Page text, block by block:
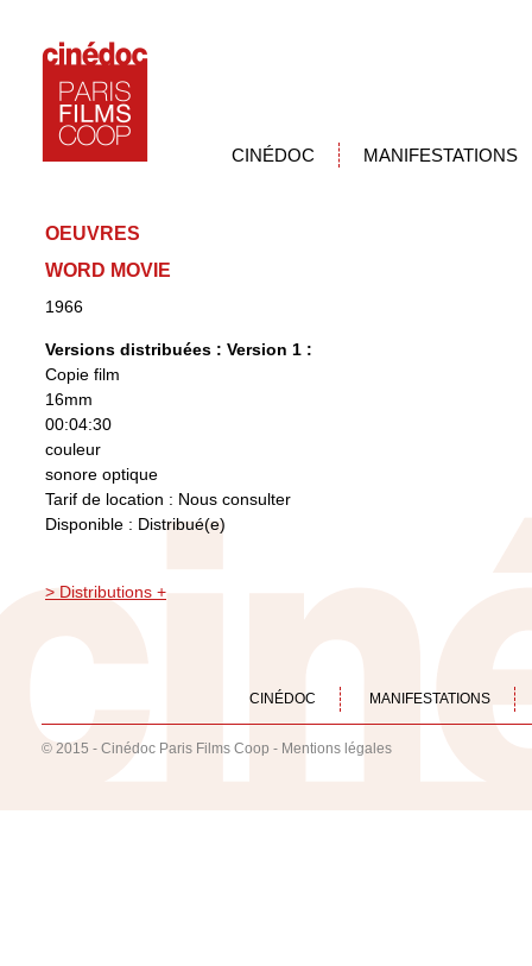
CINÉDOC MANIFESTATIONS
OEUVRES
WORD MOVIE
1966
Versions distribuées : Version 1 :
Copie film
16mm
00:04:30
couleur
sonore optique
Tarif de location : Nous consulter
Disponible : Distribué(e)
> Distributions +
CINÉDOC MANIFESTATIONS
© 2015 - Cinédoc Paris Films Coop - Mentions légales